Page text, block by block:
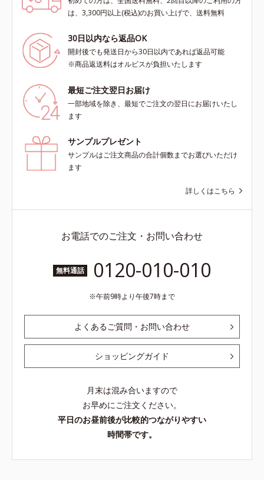
は、3,300円以上(税込)のお買い上げで、送料無料
30日以内なら返品OK
開封後でも発送日から30日以内であれば返品可能
※商品返送料はオルビスが負担いたします
最短ご注文翌日お届け
一部地域を除き、最短でご注文の翌日にお届けいたし
ます
サンプルプレゼント
サンプルはご注文商品の合計個数までお選びいただけ
ます
詳しくはこちら
お電話でのご注文・お問い合わせ
無料通話 0120-010-010
午前9時より午後7時まで
よくあるご質問・お問い合わせ
ショッピングガイド
月末は混み合いますので
お早めにご注文ください。
平日のお昼前後が比較的つながりやすい
時間帯です。